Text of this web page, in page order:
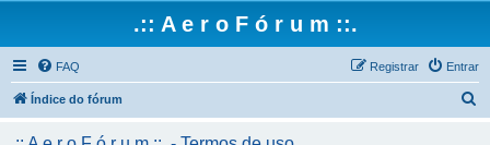
.:: A e r o F ó r u m ::.
FAQ Entrar
Registrar
Índice do fórum